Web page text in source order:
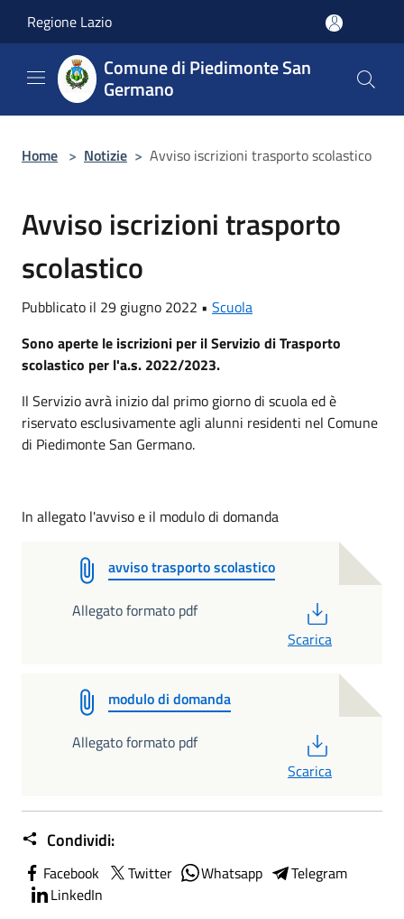
Regione Lazio
Comune di Piedimonte San
Germano
Home > Notizie > Avviso iscrizioni trasporto scolastico
Avviso iscrizioni trasporto
scolastico
Pubblicato il 29 giugno 2022 • Scuola
Sono aperte le iscrizioni per il Servizio di Trasporto
scolastico per l'a.s. 2022/2023.
Il Servizio avrà inizio dal primo giorno di scuola ed è
riservato esclusivamente agli alunni residenti nel Comune
di Piedimonte San Germano.
In allegato l'avviso e il modulo di domanda
avviso trasporto scolastico
Allegato formato pdf
Scarica
modulo di domanda
Allegato formato pdf
Scarica
Condividi:
Facebook Twitter Whatsapp
Telegram
LinkedIn